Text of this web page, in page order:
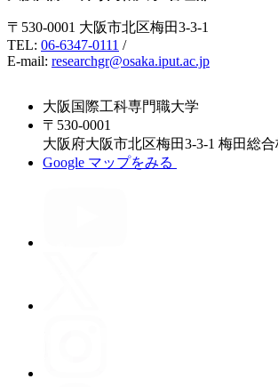
〒530-0001 ⼤阪市北区梅⽥3-3-1
TEL: 06-6347-0111 /
E-mail: researchgr@osaka.iput.ac.jp
大阪国際工科専門職大学
〒530-0001
大阪府⼤阪市北区梅⽥3-3-1 梅田総合
Google マップをみる